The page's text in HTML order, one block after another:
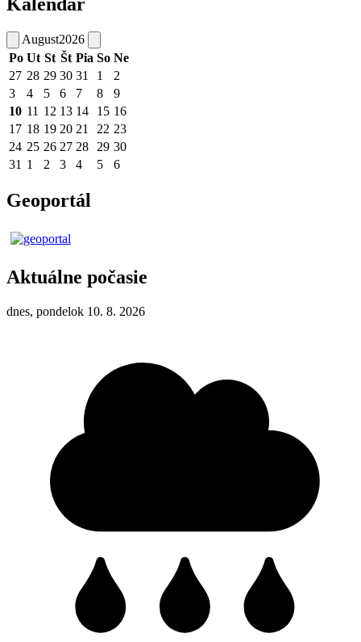
August2026
Po Ut St Št Pia So Ne
27 28 29 30 31 1
2
3
4 5 6 7 8
9
10 11 12 13 14 15 16
17 18 19 20 21 22 23
24 25 26 27 28 29 30
31 1 2 3 4 5 6
Geoportál
Aktuálne počasie
dnes, pondelok 10. 8. 2026